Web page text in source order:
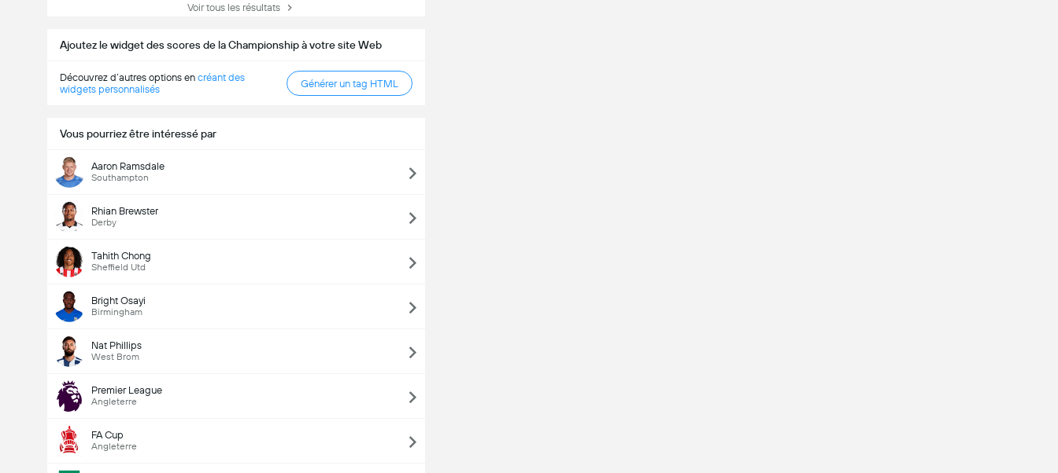
Voir tous les résultats
Ajoutez le widget des scores de la Championship à votre site Web
Découvrez d’autres options en créant des
widgets personnalisés
Générer un tag HTML
Vous pourriez être intéressé par
Aaron Ramsdale
Southampton
Rhian Brewster
Derby
Tahith Chong
Sheffield Utd
Bright Osayi
Birmingham
Nat Phillips
West Brom
Premier League
Angleterre
FA Cup
Angleterre